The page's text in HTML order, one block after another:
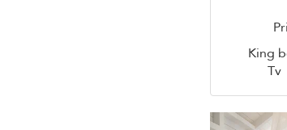
King
Tv